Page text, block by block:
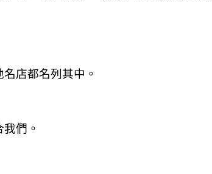
店都名列其中。
們。